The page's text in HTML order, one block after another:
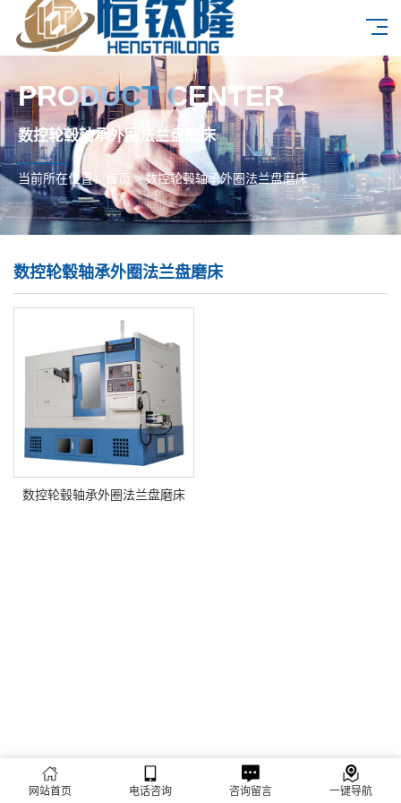
PRODUCT CENTER
数控轮毂轴承外圈法兰盘磨床
当前所在位置： 首页 >数控轮毂轴承外圈法兰盘磨床
数控轮毂轴承外圈法兰盘磨床
数控轮毂轴承外圈法兰盘磨床
网站首页 电话咨询 咨询留言 一键导航